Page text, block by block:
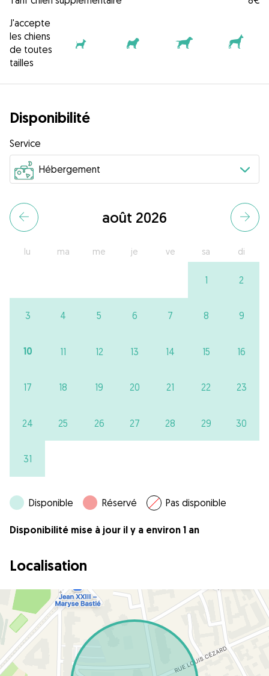
J'accepte
les chiens
de toutes
tailles
Disponibilité
Service
août 2026
lu ma me je ve sa di
1 2
3 4 5 6 7 8 9
10 11 12 13 14 15 16
17 18 19 20 21 22 23
24 25 26 27 28 29 30
31
Disponible Réservé Pas disponible
Disponibilité mise à jour il y a environ 1 an
Localisation